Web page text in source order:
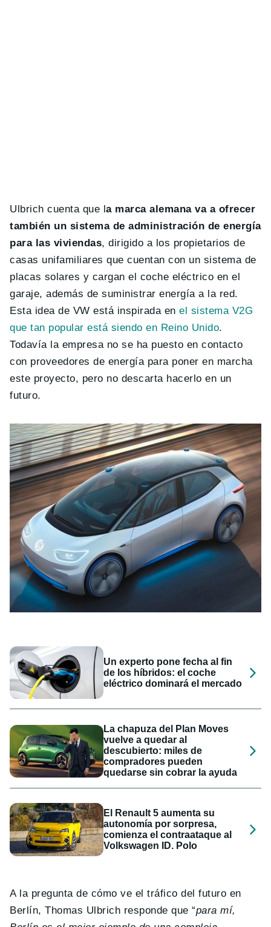
Ulbrich cuenta que la marca alemana va a ofrecer
también un sistema de administración de energía
para las viviendas, dirigido a los propietarios de
casas unifamiliares que cuentan con un sistema de
placas solares y cargan el coche eléctrico en el
garaje, además de suministrar energía a la red.
Esta idea de VW está inspirada enel sistema V2G
que tan popular está siendo en Reino Unido.
Todavía la empresa no se ha puesto en contacto
con proveedores de energía para poner en marcha
este proyecto, pero no descarta hacerlo en un
futuro.
Un experto pone fecha al fin
de los híbridos: el coche
eléctrico dominará el mercado
La chapuza del Plan Moves
vuelve a quedar al
descubierto: miles de
compradores pueden
quedarse sin cobrar la ayuda
El Renault 5 aumenta su
autonomía por sorpresa,
comienza el contraataque al
Volkswagen ID. Polo
A la pregunta de cómo ve el tráfico del futuro en
Berlín, Thomas Ulbrich responde que “para mí,